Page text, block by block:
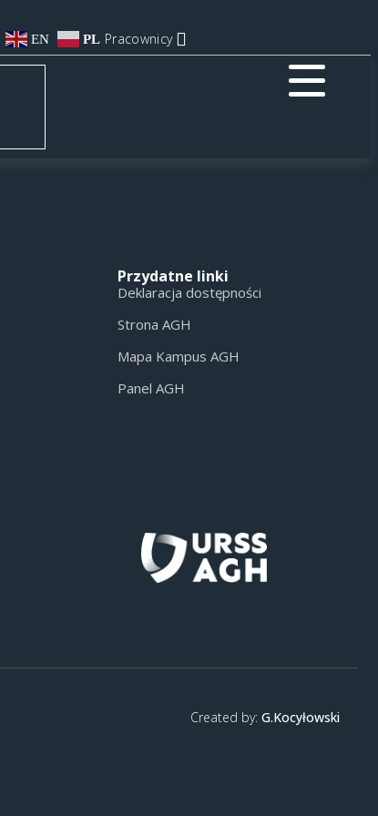
EN PL Pracownicy
Przydatne linki
Deklaracja dostępności
Strona AGH
Mapa Kampus AGH
Panel AGH
Created by: G.Kocyłowski